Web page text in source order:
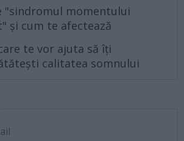
"sindromul momentului
și cum te afectează
te vor ajuta să îți
calitatea somnului